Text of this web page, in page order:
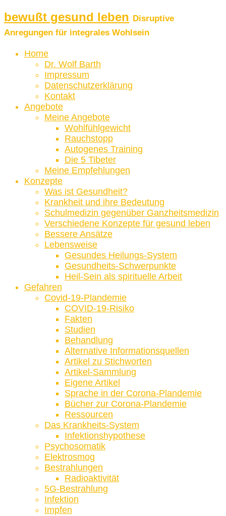
bewußt gesund leben Disruptive
Anregungen für integrales Wohlsein
Home
Dr. Wolf Barth
Impressum
Datenschutzerklärung
Kontakt
Angebote
Meine Angebote
Wohlfühlgewicht
Rauchstopp
Autogenes Training
Die 5 Tibeter
Meine Empfehlungen
Konzepte
Was ist Gesundheit?
Krankheit und ihre Bedeutung
Schulmedizin gegenüber Ganzheitsmedizin
Verschiedene Konzepte für gesund leben
Bessere Ansätze
Lebensweise
Gesundes Heilungs-System
Gesundheits-Schwerpunkte
Heil-Sein als spirituelle Arbeit
Gefahren
Covid-19-Plandemie
COVID-19-Risiko
Fakten
Studien
Behandlung
Alternative Informationsquellen
Artikel zu Stichworten
Artikel-Sammlung
Eigene Artikel
Sprache in der Corona-Plandemie
Bücher zur Corona-Plandemie
Ressourcen
Das Krankheits-System
Infektionshypothese
Psychosomatik
Elektrosmog
Bestrahlungen
Radioaktivität
5G-Bestrahlung
Infektion
Impfen